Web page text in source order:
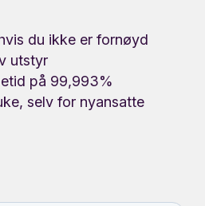
du ikke er fornøyd
utstyr
på 99,993%
selv for nyansatte